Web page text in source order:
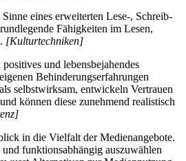
eines erweiterten Lese-, Schreib-
Fähigkeiten im Lesen,
[Kulturtechniken]
und lebensbejahendes
Behinderungserfahrungen
selbstwirksam, entwickeln Vertrauen
können diese zunehmend realistisch
in die Vielfalt der Medienangebote.
und funktionsabhängig auszuwählen